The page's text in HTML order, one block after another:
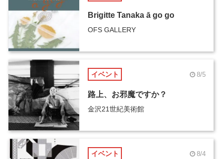
Brigitte Tanaka ā go go
OFS GALLERY
イベント 8/5
路上、お邪魔ですか？
金沢21世紀美術館
イベント 8/4